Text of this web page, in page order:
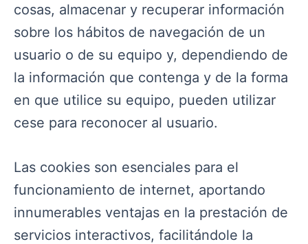
cosas, almacenar y recuperar información
sobre los hábitos de navegación de un
usuario o de su equipo y, dependiendo de
la información que contenga y de la forma
en que utilice su equipo, pueden utilizar
cese para reconocer al usuario.
Las cookies son esenciales para el
funcionamiento de internet, aportando
innumerables ventajas en la prestación de
servicios interactivos, facilitándole la